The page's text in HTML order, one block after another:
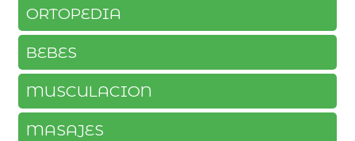
ORTOPEDIA
BEBES
MUSCULACION
MASAJES